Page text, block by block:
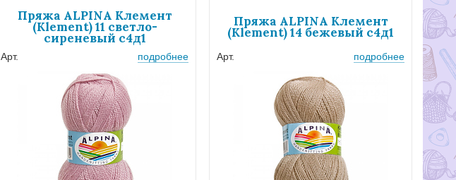
Пряжа ALPINA Клемент
(Klement) 11 светло-
сиреневый с4д1
Арт. подробнее
Пряжа ALPINA Клемент
(Klement) 14 бежевый с4д1
Арт. подробнее